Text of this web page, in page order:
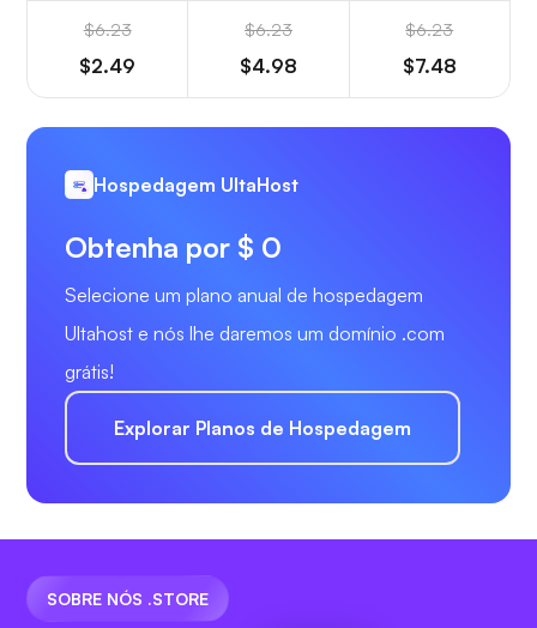
$6.23
$2.49
$6.23
$4.98
$6.23
$7.48
Hospedagem UltaHost
Obtenha por $ 0
Selecione um plano anual de hospedagem
Ultahost e nós lhe daremos um domínio .com
grátis!
Explorar Planos de Hospedagem
SOBRE NÓS .STORE